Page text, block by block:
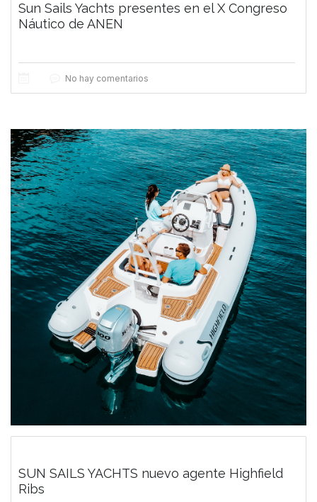
Sun Sails Yachts presentes en el X Congreso
Náutico de ANEN
No hay comentarios
SUN SAILS YACHTS nuevo agente Highfield
Ribs